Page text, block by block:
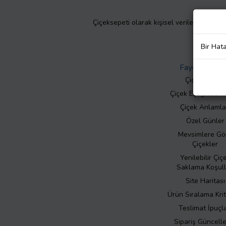
Çiçeksepeti olarak kişisel verilerinizin
Faydalı Bilgiler
Çiçek Bakımı
Çiçek Eşliğinde
Çiçek
Özel Günler
Mevsimlere
Çiçekler
Yenilebilir
Saklama
Site Haritası
Ürün Sıralama
Teslimat
Sipariş
Bir